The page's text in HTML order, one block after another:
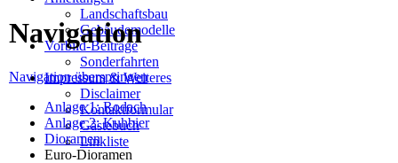
Landschaftsbau
Gebäudemodelle
Vorbild-Beiträge
Sonderfahrten
Impressum & Weiteres
Disclaimer
Kontaktformular
Gästebuch
Linkliste
Navigation
Navigation überspringen
Anlage 1: Rodach
Anlage 2: Kuhbier
Dioramen
Euro-Dioramen